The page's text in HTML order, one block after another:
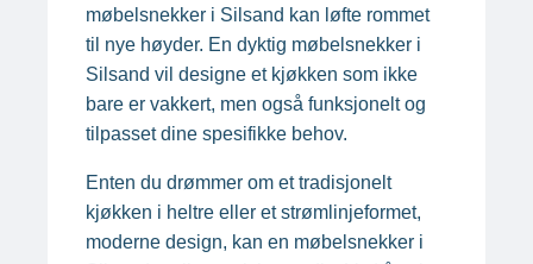
møbelsnekker i Silsand kan løfte rommet
til nye høyder. En dyktig møbelsnekker i
Silsand vil designe et kjøkken som ikke
bare er vakkert, men også funksjonelt og
tilpasset dine spesifikke behov.
Enten du drømmer om et tradisjonelt
kjøkken i heltre eller et strømlinjeformet,
moderne design, kan en møbelsnekker i